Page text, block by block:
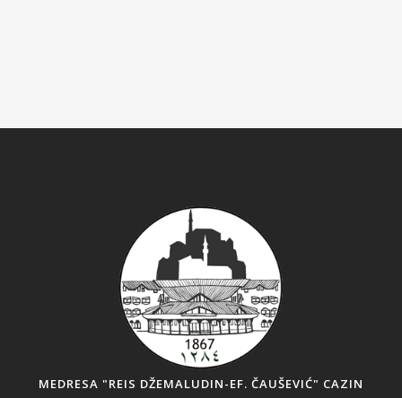
MEDRESA "REIS DŽEMALUDIN-EF. ČAUŠEVIĆ" CAZIN